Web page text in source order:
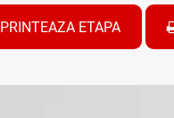
PRINTEAZA ETAPA